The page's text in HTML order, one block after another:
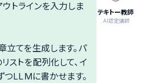
テキトー教師
.AI認定講師
トラインを入力しま
てを生成します。パ
ストを配列化して、イ
つLLMに書かせます。